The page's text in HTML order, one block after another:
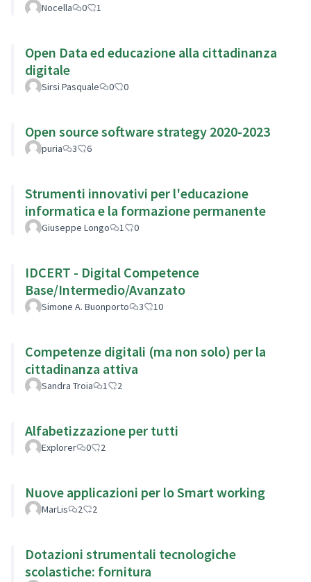
Nocella 0 1
Open Data ed educazione alla cittadinanza
digitale
Sirsi Pasquale 0 0
Open source software strategy 2020-2023
puria 3 6
Strumenti innovativi per l'educazione
informatica e la formazione permanente
Giuseppe Longo 1 0
IDCERT - Digital Competence
Base/Intermedio/Avanzato
Simone A. Buonporto 3 10
Competenze digitali (ma non solo) per la
cittadinanza attiva
Sandra Troia 1 2
Alfabetizzazione per tutti
Explorer 0 2
Nuove applicazioni per lo Smart working
MarLis 2 2
Dotazioni strumentali tecnologiche
scolastiche: fornitura